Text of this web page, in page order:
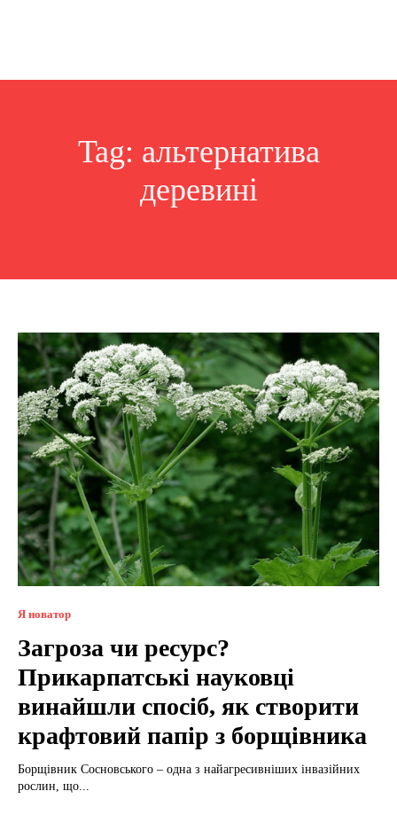
Tag: альтернатива
деревині
Я новатор
Загроза чи ресурс?
Прикарпатські науковці
винайшли спосіб, як створити
крафтовий папір з борщівника
Борщівник Сосновського – одна з найагресивніших інвазійних
рослин, що...